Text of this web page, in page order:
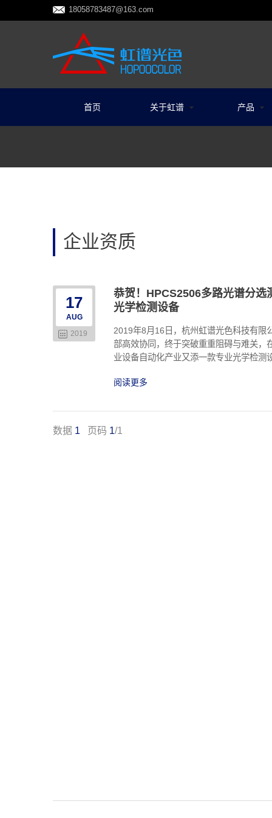
18058783487@163.com
首页 关于虹谱 产品
企业资质
17
AUG
2019
恭贺！HPCS2506多路光谱分
光学检测设备
2019年8月16日，杭州虹谱光色科技有限
部高效协同，终于突破重重阻碍与难关，
业设备自动化产业又添一款专业光学检测
阅读更多
数据 1 页码 1/1